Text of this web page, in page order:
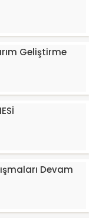
Geliştirme
Devam